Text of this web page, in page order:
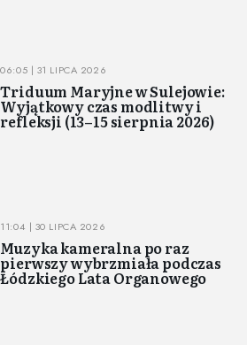
06:05 | 31 LIPCA 2026
Triduum Maryjne w Sulejowie:
Wyjątkowy czas modlitwy i
refleksji (13–15 sierpnia 2026)
11:04 | 30 LIPCA 2026
Muzyka kameralna po raz
pierwszy wybrzmiała podczas
Łódzkiego Lata Organowego